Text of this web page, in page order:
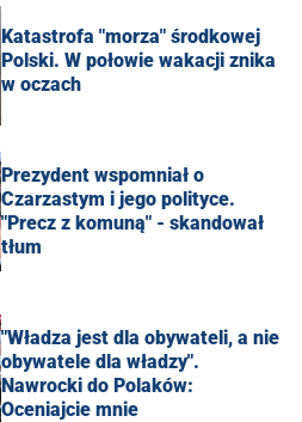
Katastrofa "morza" środkowej
Polski. W połowie wakacji znika
w oczach
Prezydent wspomniał o
Czarzastym i jego polityce.
"Precz z komuną" - skandował
tłum
"Władza jest dla obywateli, a nie
obywatele dla władzy".
Nawrocki do Polaków:
Oceniajcie mnie